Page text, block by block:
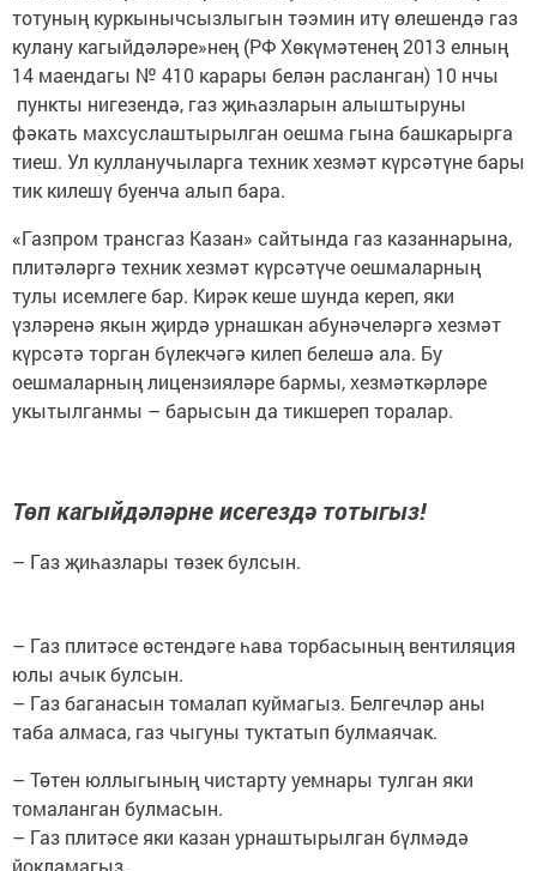
тотуның куркынычсызлыгын тәэмин итү өлешендә газ
кулану кагыйдәләре»нең (РФ Хөкүмәтенең 2013 елның
14 маендагы № 410 карары белән расланган) 10 нчы
пункты нигезендә, газ җиһазларын алыштыруны
фәкать махсуслаштырылган оешма гына башкарырга
тиеш. Ул кулланучыларга техник хезмәт күрсәтүне бары
тик килешү буенча алып бара.
«Газпром трансгаз Казан» сайтында газ казаннарына,
плитәләргә техник хезмәт күрсәтүче оешмаларның
тулы исемлеге бар. Кирәк кеше шунда кереп, яки
үзләренә якын җирдә урнашкан абунәчеләргә хезмәт
күрсәтә торган бүлекчәгә килеп белешә ала. Бу
оешмаларның лицензияләре бармы, хезмәткәрләре
укытылганмы – барысын да тикшереп торалар.
Төп кагыйдәләрне исегездә тотыгыз!
– Газ җиһазлары төзек булсын.
– Газ плитәсе өстендәге һава торбасының вентиляция
юлы ачык булсын.
– Газ баганасын томалап куймагыз. Белгечләр аны
таба алмаса, газ чыгуны туктатып булмаячак.
– Төтен юллыгының чистарту уемнары тулган яки
томаланган булмасын.
– Газ плитәсе яки казан урнаштырылган бүлмәдә
йокламагыз.